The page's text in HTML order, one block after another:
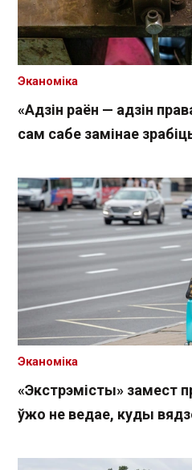
«Адзін раён — адзін
сам сабе замінае
Эканоміка
«Экстрэмісты» замест
ўжо не ведае, куды
Эканоміка